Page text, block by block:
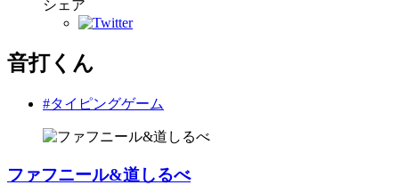
シェア
音打くん
#タイピングゲーム
ファフニール&道しるべ